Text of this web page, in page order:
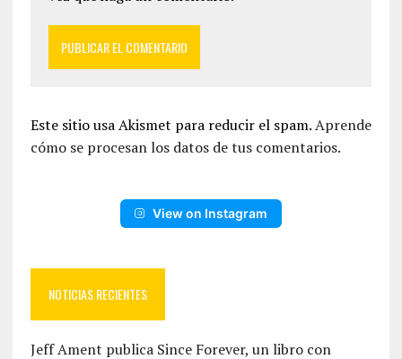
Este sitio usa Akismet para reducir el spam.Aprende
cómo se procesan los datos de tus comentarios.
View on Instagram
NOTICIAS RECIENTES
Jeff Ament publica Since Forever, un libro con